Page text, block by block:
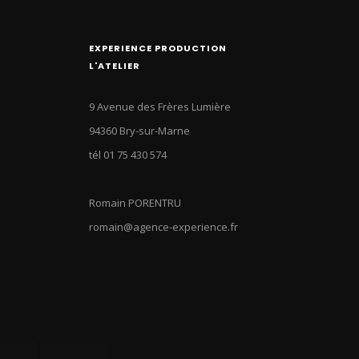
EXPERIENCE PRODUCTION
L'ATELIER
9 Avenue des Frères Lumière
94360 Bry-sur-Marne
tél 01 75 430 574
Romain PORENTRU
romain@agence-experience.fr